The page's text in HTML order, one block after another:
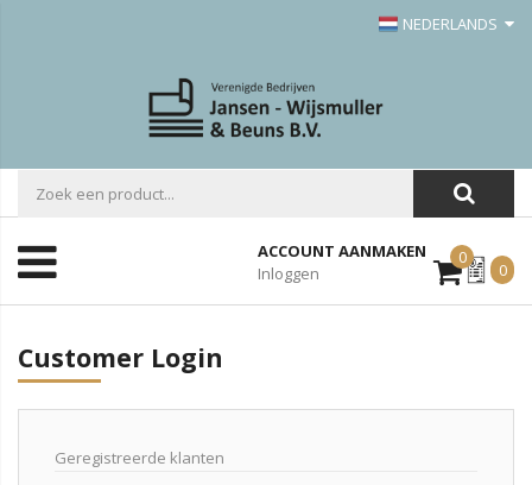
NEDERLANDS
ACCOUNT AANMAKEN
Inloggen
0Mijn
Offerte
0
Customer Login
Geregistreerde klanten